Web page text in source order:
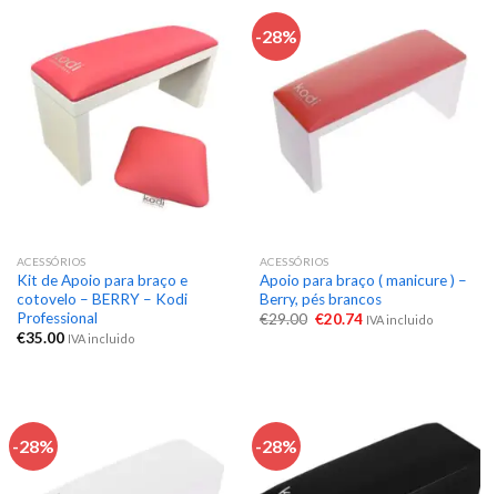
ACESSÓRIOS
Kit de Apoio para braço e
cotovelo – BERRY – Kodi
Professional
€35.00 IVA incluido
-28%
ACESSÓRIOS
Apoio para braço ( manicure ) –
Berry, pés brancos
€29.00 €20.74 IVA incluido
-28% -28%